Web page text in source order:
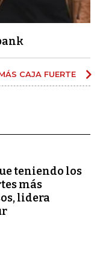
CAJA FUERTE
teniendo los
más
lidera